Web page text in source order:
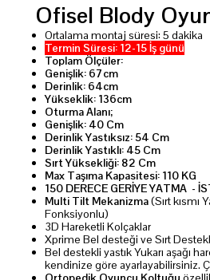
Ofisel Blody
Ortalama montaj süresi: 5 dakika
Termin Süresi: 12-15 İş günü
Toplam Ölçüler:
Genişlik: 67cm
Derinlik: 64cm
Yükseklik: 136cm
Oturma Alanı;
Genişlik: 40 Cm
Derinlik Yastıksız: 54 Cm
Derinlik Yastıklı: 45 Cm
Sırt Yüksekliği: 82 Cm
Max Taşıma Kapasitesi: 110 KG
150 DERECE GERİYE YATMA -
Multi Tilt Mekanizma(Sırt kısmı
Fonksiyonlu)
3D Hareketli Kolçaklar
Xprime Bel desteği ve Sırt
Bel destekli yastık Yukarı aşağı
kendinize göre ayarlayabilirsiniz.